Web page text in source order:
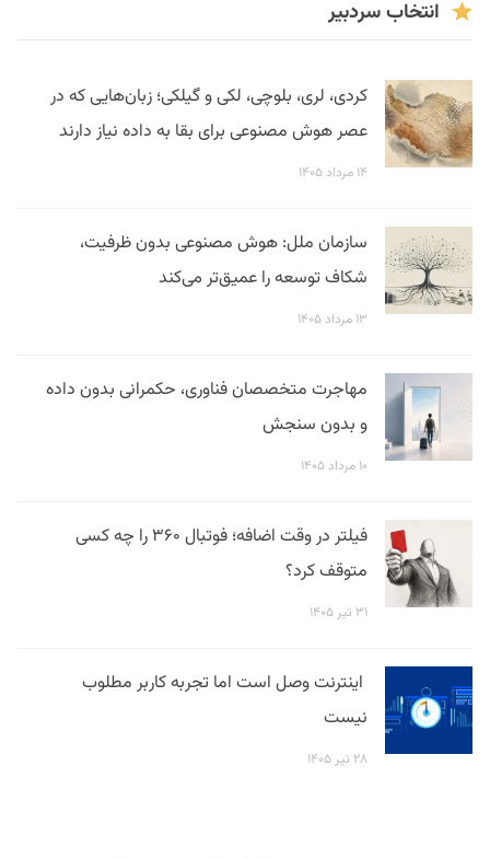
انتخاب سردبیر
کردی، لری، بلوچی، لکی و گیلکی؛ زبان‌هایی که در
عصر هوش مصنوعی برای بقا به داده نیاز دارند
۱۴ مرداد ۱۴۰۵
سازمان ملل: هوش مصنوعی بدون ظرفیت،
شکاف توسعه را عمیق‌تر می‌کند
۱۳ مرداد ۱۴۰۵
مهاجرت متخصصان فناوری، حکمرانی بدون داده
و بدون سنجش
۱۰ مرداد ۱۴۰۵
فیلتر در وقت اضافه؛ فوتبال ۳۶۰ را چه کسی
متوقف کرد؟
۳۱ تیر ۱۴۰۵
اینترنت وصل است اما تجربه کاربر مطلوب
نیست
۲۸ تیر ۱۴۰۵